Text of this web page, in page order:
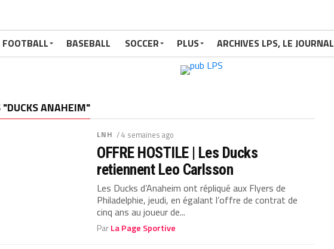
FOOTBALL BASEBALL SOCCER PLUS ARCHIVES LPS, LE JOURNAL
"DUCKS ANAHEIM"
LNH / 4 semaines ago
OFFRE HOSTILE | Les Ducks
retiennent Leo Carlsson
Les Ducks d’Anaheim ont répliqué aux Flyers de
Philadelphie, jeudi, en égalant l’offre de contrat de
cinq ans au joueur de...
ParLa Page Sportive